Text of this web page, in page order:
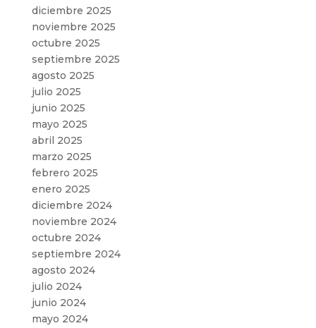
diciembre 2025
noviembre 2025
octubre 2025
septiembre 2025
agosto 2025
julio 2025
junio 2025
mayo 2025
abril 2025
marzo 2025
febrero 2025
enero 2025
diciembre 2024
noviembre 2024
octubre 2024
septiembre 2024
agosto 2024
julio 2024
junio 2024
mayo 2024